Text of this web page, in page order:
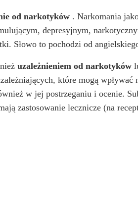
od narkotyków . Narkomania
depresyjnym,
Słowo to pochodzi od
uzależnieniem od narkotyków
które mogą
w jej postrzeganiu i ocenie.
zastosowanie lecznicze (na